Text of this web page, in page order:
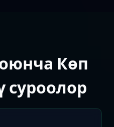
Көп
суроолор